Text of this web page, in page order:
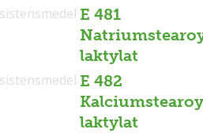
E 481
laktylat
E 482
laktylat